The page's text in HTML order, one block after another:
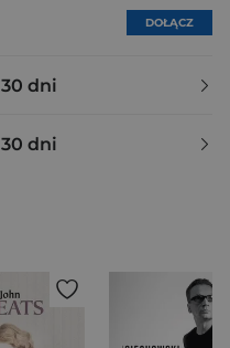
DOŁĄCZ
30 dni
30 dni